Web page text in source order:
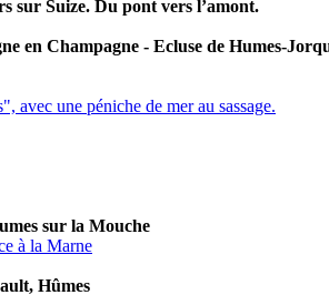
sur Suize. Du pont vers l’amont.
en Champagne - Ecluse de Humes-
avec une péniche de mer au sassage.
sur la Mouche
à la Marne
Hûmes